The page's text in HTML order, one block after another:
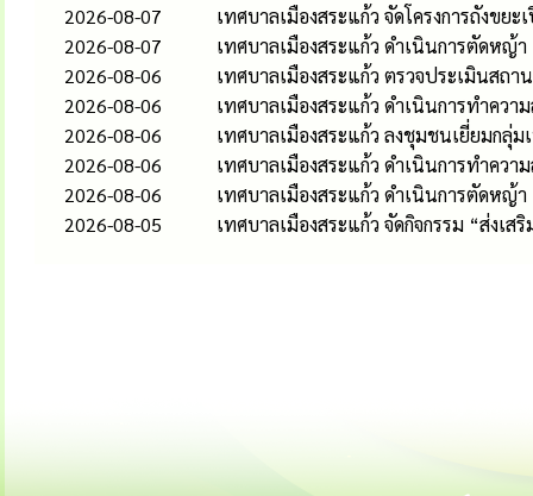
2026-08-07
เทศบาลเมืองสระแก้ว จัดโครงการถังขยะ
2026-08-07
เทศบาลเมืองสระแก้ว ดำเนินการตัดหญ้า
2026-08-06
เทศบาลเมืองสระแก้ว ตรวจประเมินสถ
2026-08-06
เทศบาลเมืองสระแก้ว ดำเนินการทำควา
2026-08-06
เทศบาลเมืองสระแก้ว ลงชุมชนเยี่ยมกลุ่ม
2026-08-06
เทศบาลเมืองสระแก้ว ดำเนินการทำควา
2026-08-06
เทศบาลเมืองสระแก้ว ดำเนินการตัดหญ้า
2026-08-05
เทศบาลเมืองสระแก้ว จัดกิจกรรม “ส่งเ